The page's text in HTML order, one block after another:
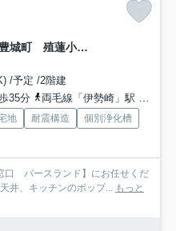
新築戸建・新築建売 伊勢崎市豊城町 殖蓮小学校・殖蓮中学校
/予定 /2階建
35分
両毛線「伊勢崎」駅 徒歩36分
地 耐震構造
個別浄化槽
口 バースランド】にお任せくだ
井、キッチンのポップ... もっと